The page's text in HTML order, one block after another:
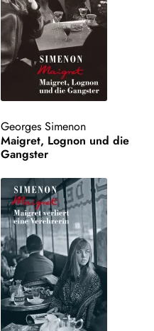
Georges Simenon
Maigret, Lognon und die
Gangster